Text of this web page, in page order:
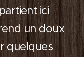
ici
un doux
quelques